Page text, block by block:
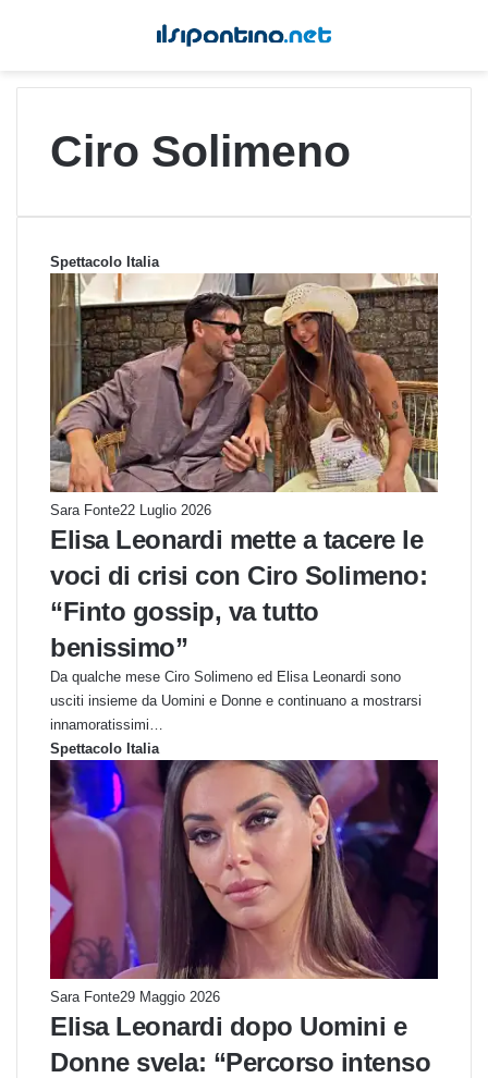
Ciro Solimeno
Spettacolo Italia
Sara Fonte22 Luglio 2026
Elisa Leonardi mette a tacere le
voci di crisi con Ciro Solimeno:
“Finto gossip, va tutto
benissimo”
Da qualche mese Ciro Solimeno ed Elisa Leonardi sono
usciti insieme da Uomini e Donne e continuano a mostrarsi
innamoratissimi…
Spettacolo Italia
Sara Fonte29 Maggio 2026
Elisa Leonardi dopo Uomini e
Donne svela: “Percorso intenso